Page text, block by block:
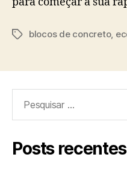
blocos de concreto,
Posts recentes